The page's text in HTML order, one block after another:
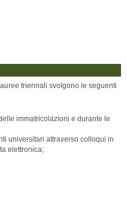
triennali svolgono le seguenti
immatricolazioni e durante le
universitari attraverso colloqui in
elettronica;